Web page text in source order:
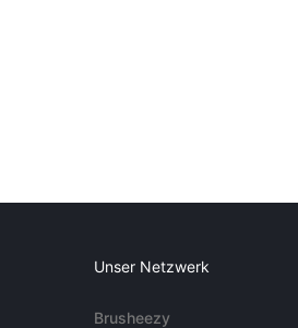
Unser Netzwerk
Brusheezy